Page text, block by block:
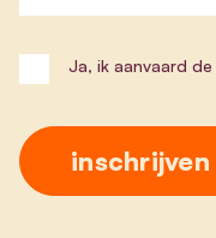
Ja, ik aanvaard de